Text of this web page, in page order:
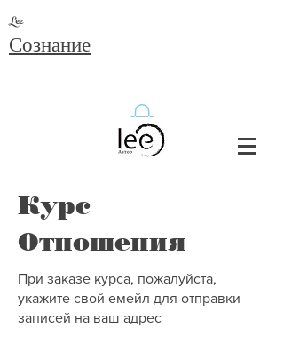
Lee
Сознание
Курс
Отношения
При заказе курса, пожалуйста,
укажите свой емейл для отправки
записей на ваш адрес